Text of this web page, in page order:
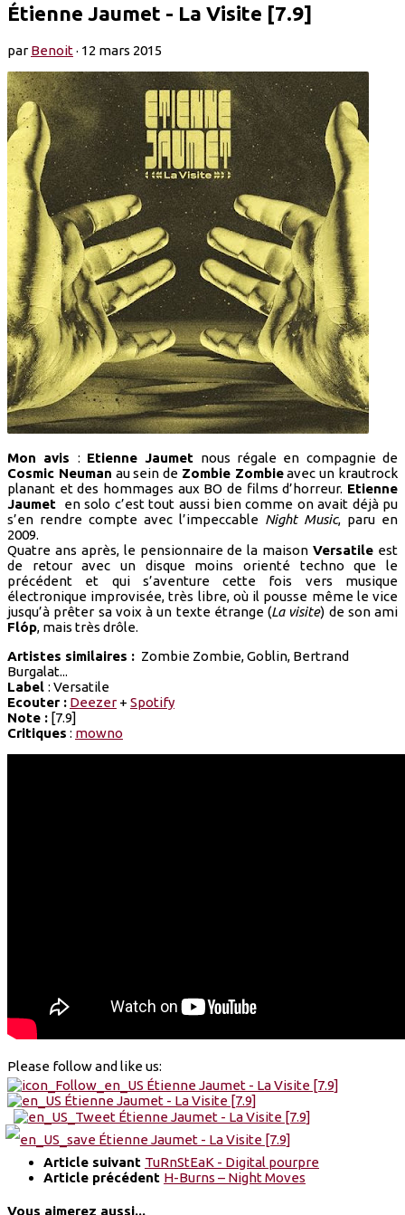
Étienne Jaumet - La Visite [7.9]
parBenoit· 12 mars 2015
Mon avis : Etienne Jaumet nous régale en compagnie de
Cosmic Neuman au sein de Zombie Zombieavec un krautrock
planant et des hommages aux BO de films d’horreur. Etienne
Jaumet en solo c’est tout aussi bien comme on avait déjà pu
s’en rendre compte avec l’impeccable Night Music, paru en
2009.
Quatre ans après, le pensionnaire de la maisonVersatile est
de retour avec un disque moins orienté techno que le
précédent et qui s’aventure cette fois vers musique
électronique improvisée, très libre, où il pousse même le vice
jusqu’à prêter sa voix à un texte étrange (La visite) de son ami
Flóp, mais très drôle.
Artistes similaires : Zombie Zombie, Goblin, Bertrand
Burgalat...
Label : Versatile
Ecouter : Deezer+ Spotify
Note : [7.9]
Critiques : mowno
Please follow and like us:
Article suivant TuRnStEaK - Digital pourpre
Article précédent H-Burns – Night Moves
Vous aimerez aussi...